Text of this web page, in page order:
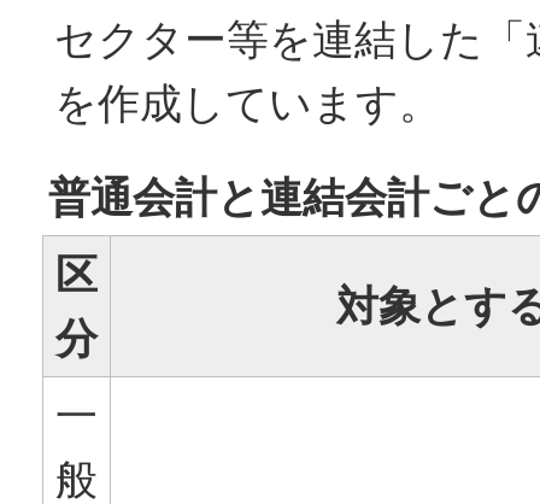
セクター等を連結した「
を作成しています。
普通会計と連結会計ごと
区
分
対象とす
一
般